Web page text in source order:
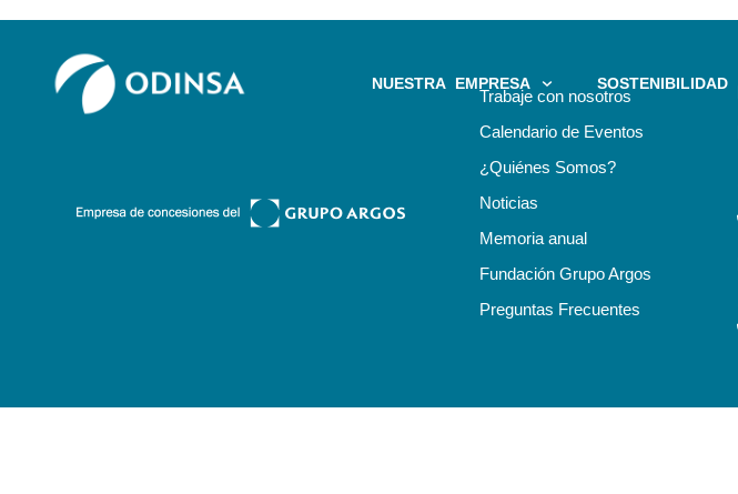
NUESTRA EMPRESA SOSTENIBILIDAD
Trabaje con nosotros
Calendario de Eventos
¿Quiénes Somos?
Noticias
Memoria anual
Fundación Grupo Argos
Preguntas Frecuentes